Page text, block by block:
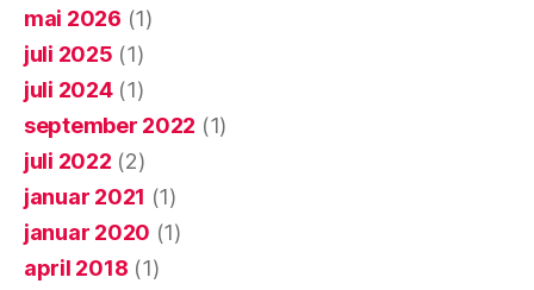
mai 2026 (1)
juli 2025 (1)
juli 2024(1)
september 2022 (1)
juli 2022 (2)
januar 2021 (1)
januar 2020 (1)
april 2018 (1)